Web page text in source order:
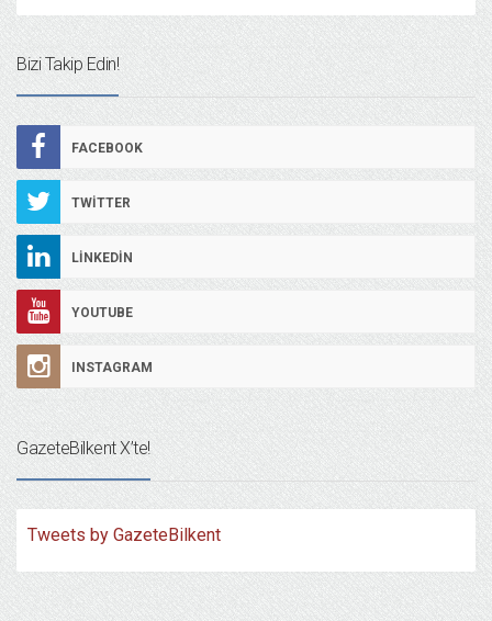
Bizi Takip Edin!
FACEBOOK
TWITTER
LINKEDIN
YOUTUBE
INSTAGRAM
GazeteBilkent X’te!
Tweets by GazeteBilkent